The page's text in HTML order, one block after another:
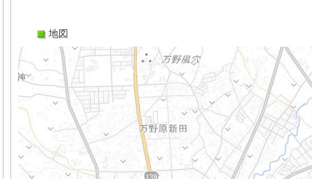
地図